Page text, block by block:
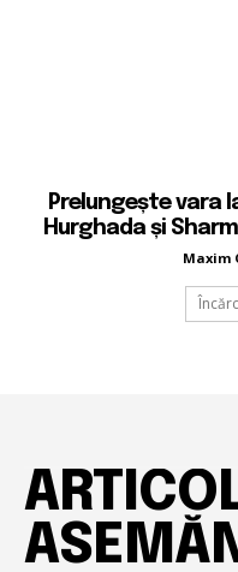
Prelungește vara
Hurghada și
Maxim